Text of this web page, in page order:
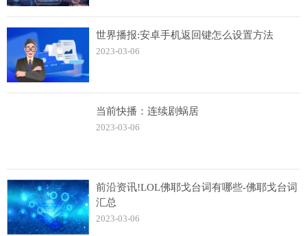
世界播报:安卓手机返回键怎么设置方法
2023-03-06
当前快播：连续剧蜗居
2023-03-06
前沿资讯!LOL佛耶戈台词有哪些-佛耶戈台词
汇总
2023-03-06